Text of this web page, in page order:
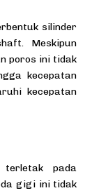
silinder
Meskipun
poros ini tidak
kecepatan
kecepatan
terletak pada
gigi ini tidak